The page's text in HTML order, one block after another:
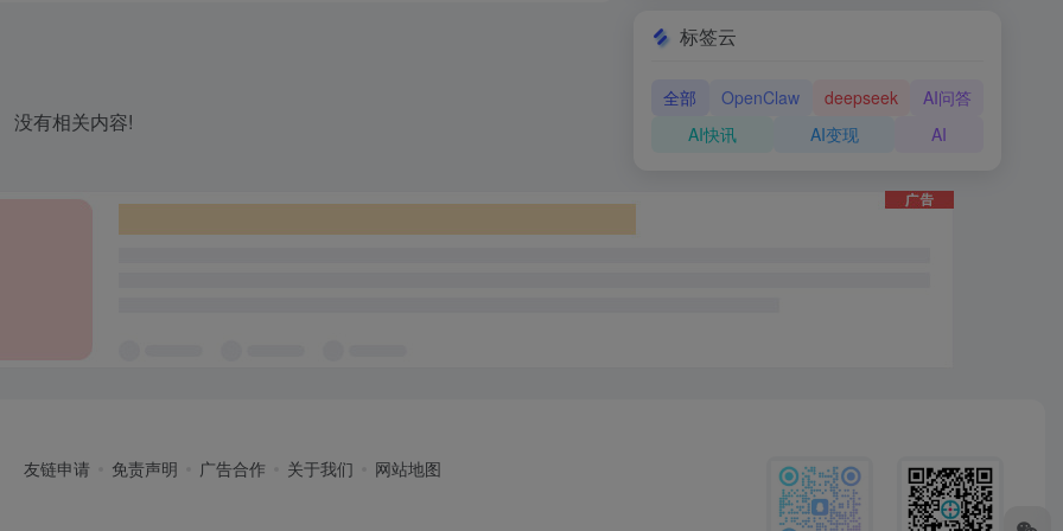
没有相关内容!
标签云
全部 OpenClaw deepseek
AI问答
AI快讯
AI变现 AI
友链申请 免责声明 广告合作 关于我们 网站地图